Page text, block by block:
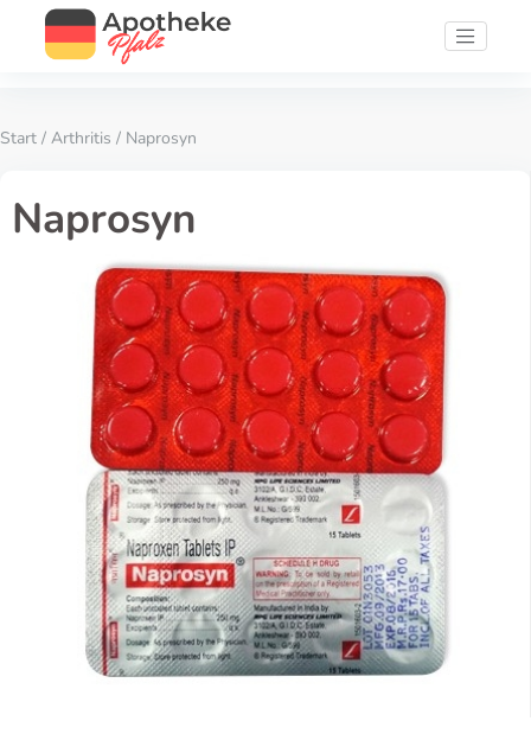
Start / Arthritis / Naprosyn
Naprosyn